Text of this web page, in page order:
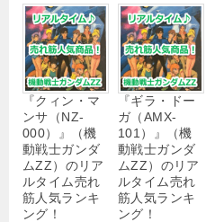
『クィン・マ
ンサ（NZ-
000）』（機
動戦士ガンダ
ムΖΖ）のリア
ルタイム売れ
筋人気ランキ
ング！
『ギラ・ドー
ガ（AMX-
101）』（機
動戦士ガンダ
ムΖΖ）のリア
ルタイム売れ
筋人気ランキ
ング！